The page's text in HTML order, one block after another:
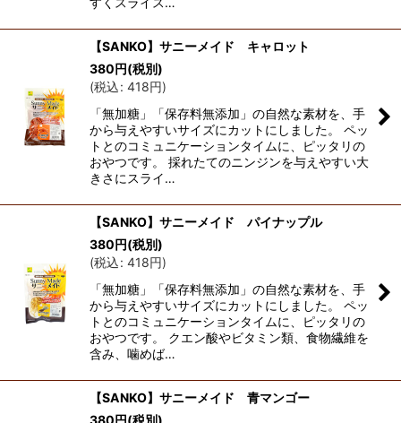
【SANKO】サニーメイド キャロット
380円(税別)
(税込: 418円)
「無加糖」「保存料無添加」の自然な素材を、手
から与えやすいサイズにカットにしました。 ペッ
トとのコミュニケーションタイムに、ピッタリの
おやつです。 採れたてのニンジンを与えやすい大
きさにスライ…
【SANKO】サニーメイド パイナップル
380円(税別)
(税込: 418円)
「無加糖」「保存料無添加」の自然な素材を、手
から与えやすいサイズにカットにしました。 ペッ
トとのコミュニケーションタイムに、ピッタリの
おやつです。 クエン酸やビタミン類、食物繊維を
含み、噛めば…
【SANKO】サニーメイド 青マンゴー
380円(税別)